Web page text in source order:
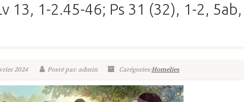
13, 1-2.45-46; Ps 31 (32), 1-2,
2024 Posté par: admin Catégories:Homelies